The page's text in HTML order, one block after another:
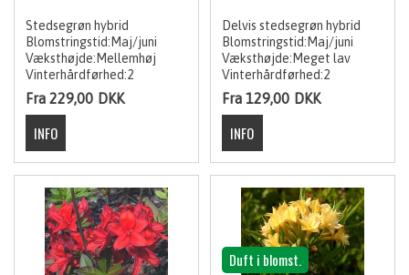
Stedsegrøn hybrid
Blomstringstid:Maj/juni
Væksthøjde:Mellemhøj
Vinterhårdførhed:2
Fra 229,00 DKK
Delvis stedsegrøn hybrid
Blomstringstid:Maj/juni
Væksthøjde:Meget lav
Vinterhårdførhed:2
Fra 129,00 DKK
Duft i blomst.